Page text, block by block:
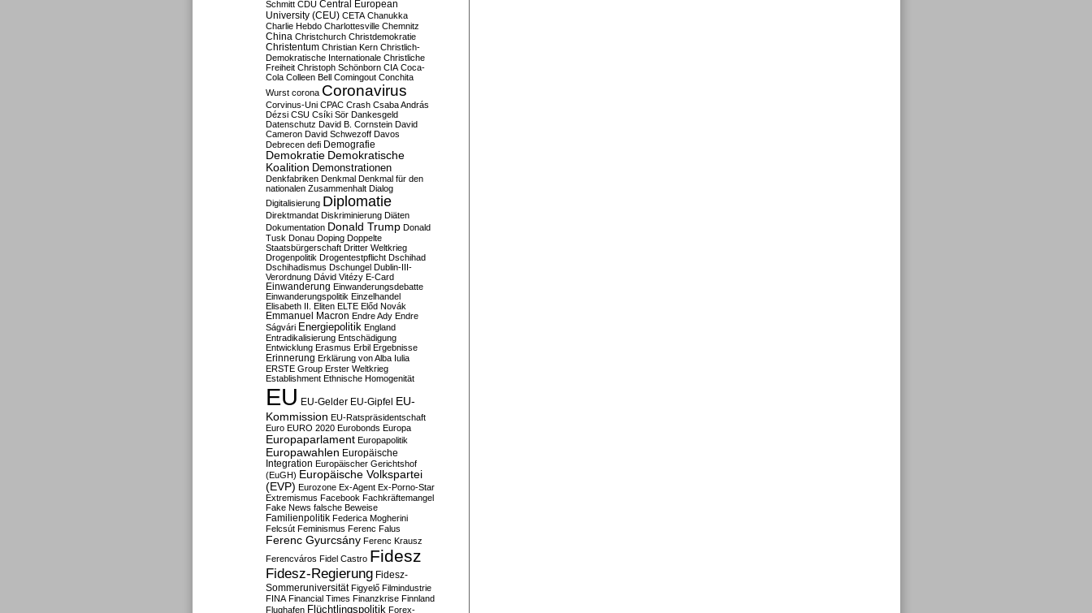
Schmitt CDU Central European
University (CEU) CETA Chanukka
Charlie Hebdo Charlottesville Chemnitz
China Christchurch Christdemokratie
Christentum Christian Kern Christlich-
Demokratische Internationale Christliche
Freiheit Christoph Schönborn CIA Coca-
Cola Colleen Bell Comingout Conchita
Wurst corona Coronavirus
Corvinus-Uni CPAC Crash Csaba András
Dézsi CSU Csíki Sör Dankesgeld
Datenschutz David B. Cornstein David
Cameron David Schwezoff Davos
Debrecen defi Demografie
Demokratie Demokratische
Koalition Demonstrationen
Denkfabriken Denkmal Denkmal für den
nationalen Zusammenhalt Dialog
Digitalisierung Diplomatie
Direktmandat Diskriminierung Diäten
Dokumentation Donald Trump Donald
Tusk Donau Doping Doppelte
Staatsbürgerschaft Dritter Weltkrieg
Drogenpolitik Drogentestpflicht Dschihad
Dschihadismus Dschungel Dublin-III-
Verordnung Dávid Vitézy E-Card
Einwanderung Einwanderungsdebatte
Einwanderungspolitik Einzelhandel
Elisabeth II. Eliten ELTE Előd Novák
Emmanuel Macron Endre Ady Endre
Ságvári Energiepolitik England
Entradikalisierung Entschädigung
Entwicklung Erasmus Erbil Ergebnisse
Erinnerung Erklärung von Alba Iulia
ERSTE Group Erster Weltkrieg
Establishment Ethnische Homogenität
EU EU-Gelder EU-Gipfel EU-
Kommission EU-Ratspräsidentschaft
Euro EURO 2020 Eurobonds Europa
Europaparlament Europapolitik
Europawahlen Europäische
Integration Europäischer Gerichtshof
(EuGH) Europäische Volkspartei
(EVP) Eurozone Ex-Agent Ex-Porno-Star
Extremismus Facebook Fachkräftemangel
Fake News falsche Beweise
Familienpolitik Federica Mogherini
Felcsút Feminismus Ferenc Falus
Ferenc Gyurcsány Ferenc Krausz
Ferencváros Fidel Castro Fidesz
Fidesz-Regierung Fidesz-
Sommeruniversität Figyelő Filmindustrie
FINA Financial Times Finanzkrise Finnland
Flughafen Flüchtlingspolitik Forex-